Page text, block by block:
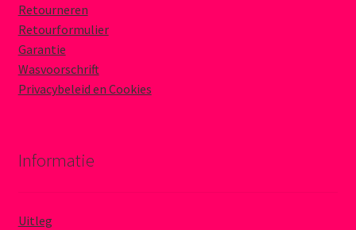
Retourneren
Retourformulier
Garantie
Wasvoorschrift
Privacybeleid en Cookies
Informatie
Uitleg